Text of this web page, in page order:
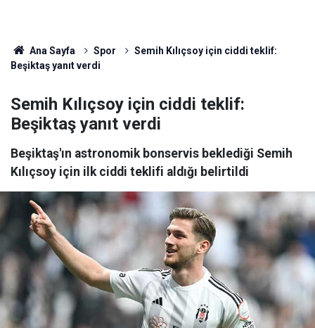
Ana Sayfa Spor
Semih Kılıçsoy için ciddi teklif:
Beşiktaş yanıt verdi
Semih Kılıçsoy için ciddi teklif:
Beşiktaş yanıt verdi
Beşiktaş'ın astronomik bonservis beklediği Semih
Kılıçsoy için ilk ciddi teklifi aldığı belirtildi